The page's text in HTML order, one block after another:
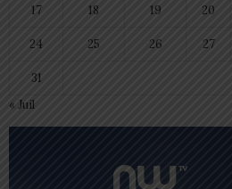
17 18 19 20
24 25 26 27
31
« Juil